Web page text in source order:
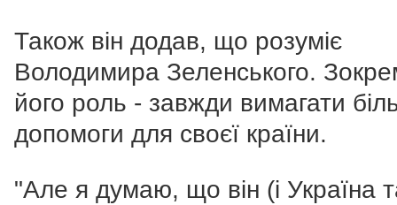
Також він додав, що розуміє
Володимира Зеленського.
його роль - завжди вимагати
допомоги для своєї країни.
"Але я думаю, що він (і Україна